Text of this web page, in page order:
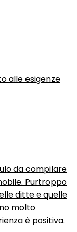
alle esigenze
da compilare
Purtroppo
ditte e quelle
molto
è positiva.